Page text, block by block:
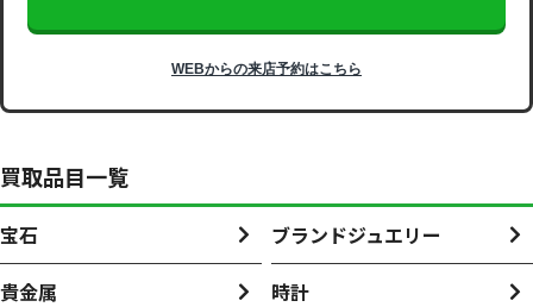
WEBからの来店予約はこちら
買取品目一覧
宝石
ブランドジュエリー
貴金属
時計